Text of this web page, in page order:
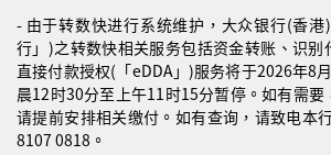
- 由于转数快进行系统维护，大众银行(香
行」)之转数快相关服务包括资金转账、识别
直接付款授权(「eDDA」)服务将于2026年8
晨12时30分至上午11时15分暂停。如有需要
请提前安排相关缴付。如有查询，请致电本
8107 0818。